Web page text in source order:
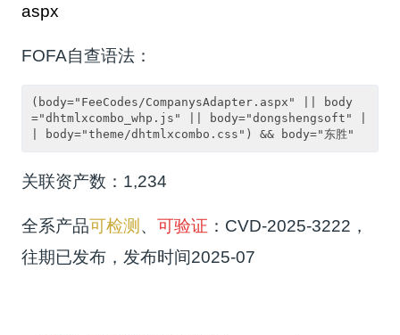
aspx
FOFA自查语法：
(body="FeeCodes/CompanysAdapter.aspx" || body
="dhtmlxcombo_whp.js" || body="dongshengsoft" |
| body="theme/dhtmlxcombo.css") && body="东胜"
关联资产数：1,234
全系产品可检测 、可验证 ：CVD-2025-3222，
往期已发布，发布时间2025-07